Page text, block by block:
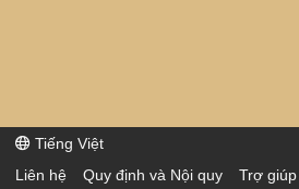
Tiếng Việt
Liên hệ
Quy định và Nội quy Trợ giúp